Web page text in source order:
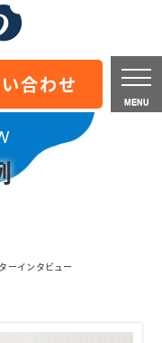
合わせ
MENU
ーインタビュー